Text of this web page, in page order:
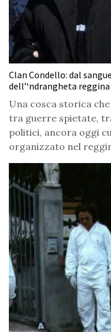
Clan Condello: dal
dell’‘ndrangheta reggina
Una cosca storica
tra guerre spietate,
politici, ancora oggi
organizzato nel